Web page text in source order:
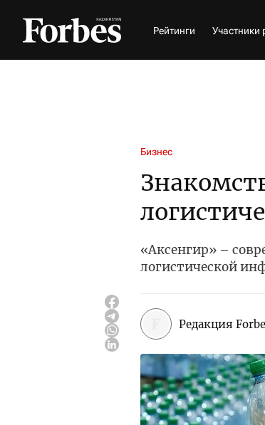
Рейтинги Участники
Бизнес
«Аксенгир» –
логистической
Редакция